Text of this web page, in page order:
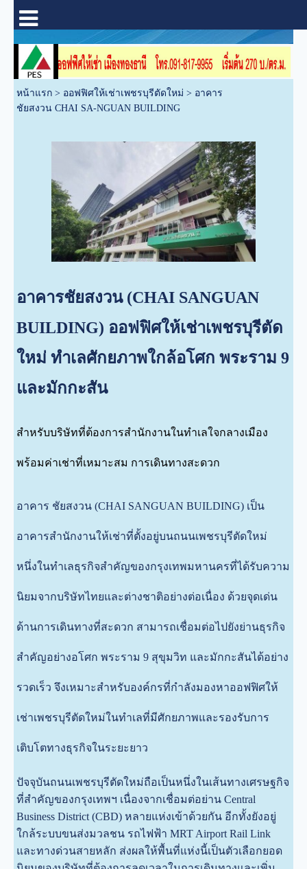
หน้าแรก > ออฟฟิศให้เช่าเพชรบุรีตัดใหม่ > อาคาร
ชัยสงวน CHAI SA-NGUAN BUILDING
อาคารชัยสงวน (CHAI SANGUAN
BUILDING) ออฟฟิศให้เช่าเพชรบุรีตัด
ใหม่ ทำเลศักยภาพใกล้อโศก พระราม 9
และมักกะสัน
สำหรับบริษัทที่ต้องการสำนักงานในทำเลใจกลางเมือง
พร้อมค่าเช่าที่เหมาะสม การเดินทางสะดวก
อาคาร ชัยสงวน (CHAI SANGUAN BUILDING) เป็น
อาคารสำนักงานให้เช่าที่ตั้งอยู่บนถนนเพชรบุรีตัดใหม่
หนึ่งในทำเลธุรกิจสำคัญของกรุงเทพมหานครที่ได้รับความ
นิยมจากบริษัทไทยและต่างชาติอย่างต่อเนื่อง ด้วยจุดเด่น
ด้านการเดินทางที่สะดวก สามารถเชื่อมต่อไปยังย่านธุรกิจ
สำคัญอย่างอโศก พระราม 9 สุขุมวิท และมักกะสันได้อย่าง
รวดเร็ว จึงเหมาะสำหรับองค์กรที่กำลังมองหาออฟฟิศให้
เช่าเพชรบุรีตัดใหม่ในทำเลที่มีศักยภาพและรองรับการ
เติบโตทางธุรกิจในระยะยาว
ปัจจุบันถนนเพชรบุรีตัดใหม่ถือเป็นหนึ่งในเส้นทางเศรษฐกิจ
ที่สำคัญของกรุงเทพฯ เนื่องจากเชื่อมต่อย่าน Central
Business District (CBD) หลายแห่งเข้าด้วยกัน อีกทั้งยังอยู่
ใกล้ระบบขนส่งมวลชน รถไฟฟ้า MRT Airport Rail Link
และทางด่วนสายหลัก ส่งผลให้พื้นที่แห่งนี้เป็นตัวเลือกยอด